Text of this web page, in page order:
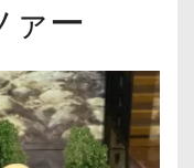
ァー